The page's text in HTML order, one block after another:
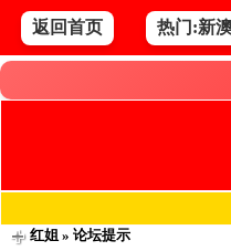
返回首页 热门:新
红姐» 论坛提示